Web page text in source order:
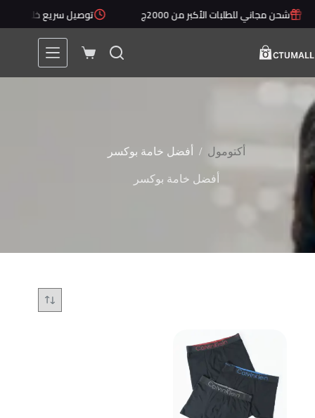
التجاوز
إلى شحن مجاني للطلبات الأكبر من 2000ج توصيل سريع خلال 1 - 5 أيام
عربة
أكتومول / أفضل خامة بوكسر
أفضل خامة بوكسر